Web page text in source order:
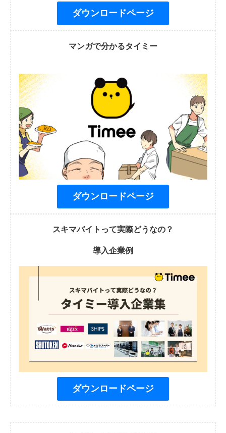
ダウンロードページ
マンガで分かるタイミー
ダウンロードページ
スキマバイトって実際どうなの？
導入企業例
ダウンロードページ